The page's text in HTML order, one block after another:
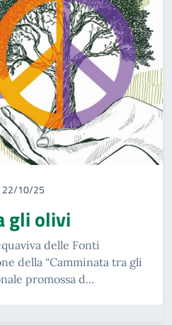
22/10/25
gli olivi
delle Fonti
della “Camminata tra gli
promossa d...